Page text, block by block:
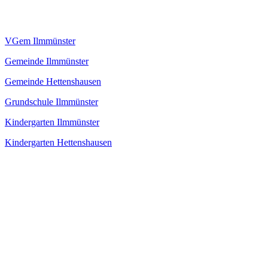
VGem Ilmmünster
Gemeinde Ilmmünster
Gemeinde Hettenshausen
Grundschule Ilmmünster
Kindergarten Ilmmünster
Kindergarten Hettenshausen